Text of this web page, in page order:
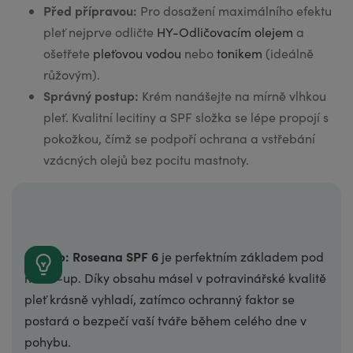
Před přípravou: Pro dosažení maximálního efektu
pleť nejprve odličte HY-Odličovacím olejem a
ošetřete pleťovou vodou nebotonikem (ideálně
růžovým).
Správný postup: Krém nanášejte na mírně vlhkou
pleť. Kvalitní lecitiny a SPF složka se lépe propojí s
pokožkou, čímž se podpoří ochrana a vstřebání
vzácných olejů bez pocitu mastnoty.
Náš tip: Roseana SPF 6 je perfektním základem pod
make-up. Díky obsahu másel v potravinářské kvalitě
pleť krásně vyhladí, zatímco ochranný faktor se
postará o bezpečí vaší tváře během celého dne v
pohybu.